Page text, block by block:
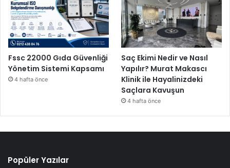
Fssc 22000 Gıda Güvenliği
Yönetim Sistemi Kapsamı
4 hafta önce
Saç Ekimi Nedir ve Nasıl
Yapılır? Murat Makascı
Klinik ile Hayalinizdeki
Saçlara Kavuşun
4 hafta önce
Popüler Yazılar